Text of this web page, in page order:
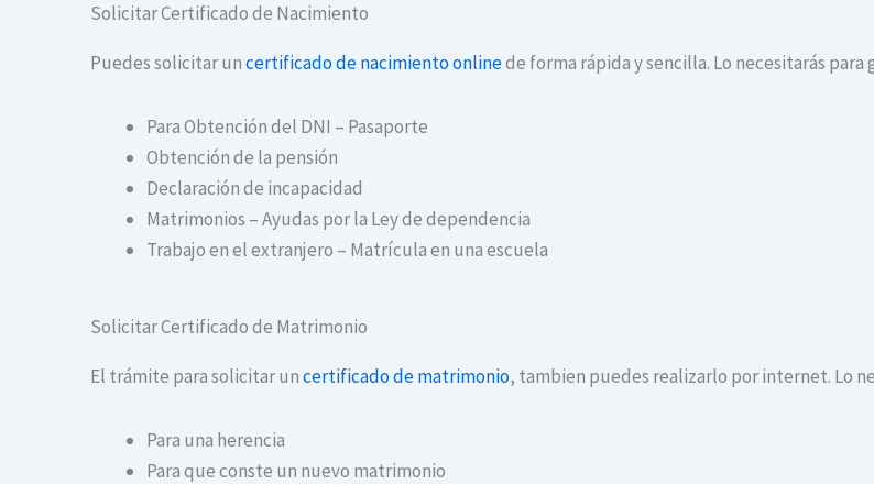
Solicitar Certificado de Nacimiento
Puedes solicitar uncertificado de nacimiento onlinede forma rápida y sencilla. Lo necesitarás para
Para Obtención del DNI – Pasaporte
Obtención de la pensión
Declaración de incapacidad
Matrimonios – Ayudas por la Ley de dependencia
Trabajo en el extranjero – Matrícula en una escuela
Solicitar Certificado de Matrimonio
El trámite para solicitar uncertificado de matrimonio, tambien puedes realizarlo por internet. Lo
Para una herencia
Para que conste un nuevo matrimonio